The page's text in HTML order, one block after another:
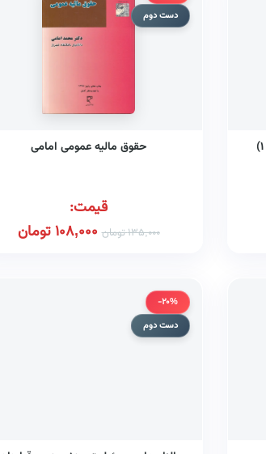
دست دوم
حقوق مالیه عمومی امامی
قیمت:
135,000تومان 108,000تومان
-20%
دست دوم